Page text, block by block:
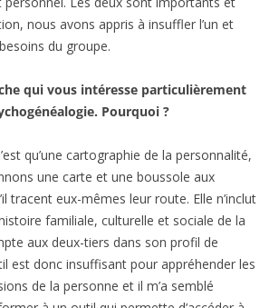
nous avons appris à insuffler l’un et
du groupe.
qui vous intéresse particulièrement
Pourquoi ?
qu’une cartographie de la personnalité,
une carte et une boussole aux
tracent eux-mêmes leur route. Elle n’inclut
familiale, culturelle et sociale de la
aux deux-tiers dans son profil de
est donc insuffisant pour appréhender les
de la personne et il m’a semblé